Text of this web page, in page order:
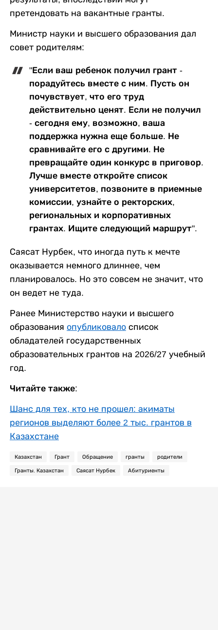
претендовать на вакантные гранты.
Министр науки и высшего образования дал
совет родителям:
"Если ваш ребенок получил грант -
порадуйтесь вместе с ним. Пусть он
почувствует, что его труд
действительно ценят. Если не получил
- сегодня ему, возможно, ваша
поддержка нужна еще больше. Не
сравнивайте его с другими. Не
превращайте один конкурс в приговор.
Лучше вместе откройте список
университетов, позвоните в приемные
комиссии, узнайте о ректорских,
региональных и корпоративных
грантах. Ищите следующий маршрут".
Саясат Нурбек, что иногда путь к мечте
оказывается немного длиннее, чем
планировалось. Но это совсем не значит, что
он ведет не туда.
Ранее Министерство науки и высшего
образования опубликовало список
обладателей государственных
образовательных грантов на 2026/27 учебный
год.
Читайте также:
Шанс для тех, кто не прошел: акиматы
регионов выделяют более 2 тыс. грантов в
Казахстане
Казахстан Грант Обращение гранты родители
Гранты. Казахстан Саясат Нурбек Абитуриенты